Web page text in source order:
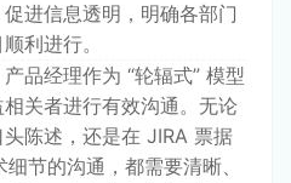
进信息透明，明确各部门
利进行。
品经理作为 “轮辐式” 模型
关者进行有效沟通。无论
陈述，还是在 JIRA 票据
节的沟通，都需要清晰、